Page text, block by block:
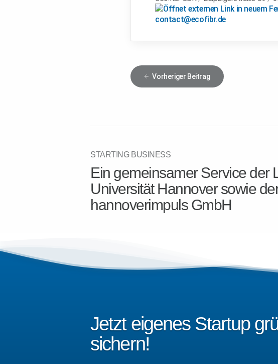
contact@ecofibr.de
Vorheriger Beitrag
STARTING BUSINESS
Ein gemeinsamer Service der
Universität Hannover sowie
hannoverimpuls GmbH
Jetzt eigenes Startup
sichern!